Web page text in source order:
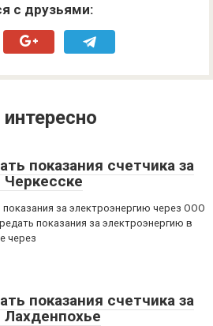
с друзьями:
показания счетчика за
Черкесске
за электроэнергию через ООО
показания за электроэнергию в
через
показания счетчика за
Лахденпохье